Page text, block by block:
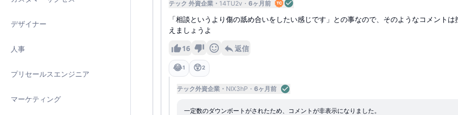
デザイナー
人事
プリセールスエンジニア
マーケティング
テック 外資企業 14TU2v 6ヶ月前
「相談というより傷の舐め合いをしたい感じです」との事なので、そのようなコメントは
えましょうよ
16 返信
😂1 😲2
テック外資企業 NIX3hP 6ヶ月前
一定数のダウンボートがされたため、コメントが非表示になりました。